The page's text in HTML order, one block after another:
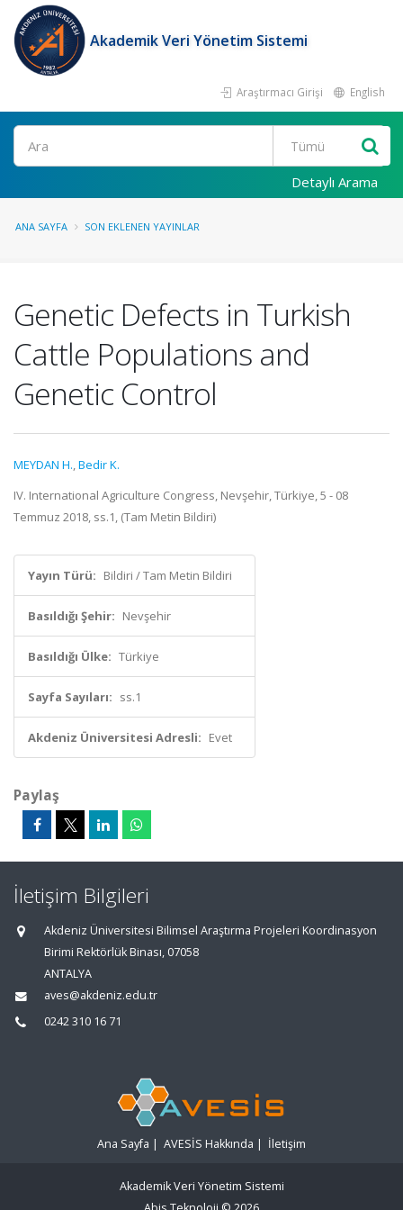
Akademik Veri Yönetim Sistemi
Araştırmacı Girişi English
Ara
Detaylı Arama
ANA SAYFA SON EKLENEN YAYINLAR
Genetic Defects in Turkish
Cattle Populations and
Genetic Control
MEYDAN H.,Bedir K.
IV. International Agriculture Congress, Nevşehir, Türkiye, 5 - 08
Temmuz 2018, ss.1, (Tam Metin Bildiri)
Yayın Türü: Bildiri / Tam Metin Bildiri
Basıldığı Şehir: Nevşehir
Basıldığı Ülke: Türkiye
Sayfa Sayıları: ss.1
Akdeniz Üniversitesi Adresli: Evet
Paylaş
İletişim Bilgileri
Akdeniz Üniversitesi Bilimsel Araştırma Projeleri Koordinasyon
Birimi Rektörlük Binası, 07058
ANTALYA
aves@akdeniz.edu.tr
0242 310 16 71
Ana Sayfa | AVESİS Hakkında | İletişim
Akademik Veri Yönetim Sistemi